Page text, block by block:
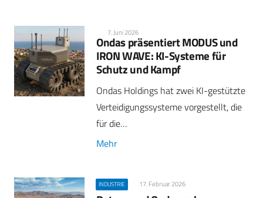
7. Juni 2026
Ondas präsentiert MODUS und
IRON WAVE: KI-Systeme für
Schutz und Kampf
Ondas Holdings hat zwei KI-gestützte
Verteidigungssysteme vorgestellt, die
für die…
Mehr
INDUSTRIE 17. Februar 2026